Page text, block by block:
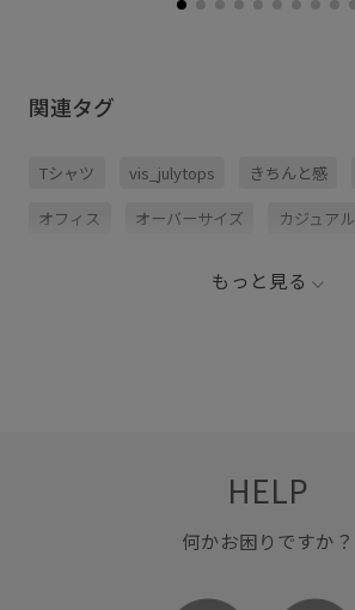
関連タグ
Tシャツ vis_julytops きちんと感
オフィス オーバーサイズ カジュアル
もっと見る
HELP
何かお困りですか？